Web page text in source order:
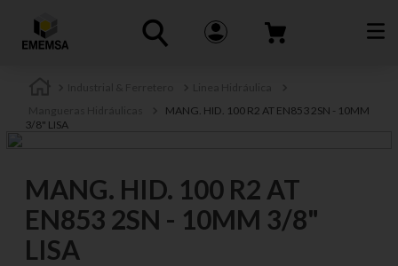
MANG. HID. 100 R2 AT EN853 2SN - 10MM
3/8" LISA
MANG. HID. 100 R2 AT
EN853 2SN - 10MM 3/8"
LISA